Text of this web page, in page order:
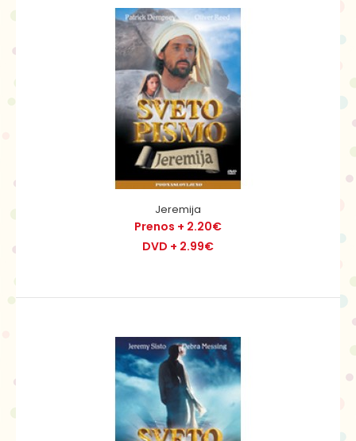
Lepa sirota Hadasa je živela pri sorodniku Mordohaju, ki
jo je imel zelo rad. Perzijski vojaki jo od..
DVD + 2.99€
Jakob s prevaro dobi očetov blagoslov, ki pripada
Jeremija
Prenos + 2.20€
DVD + 2.99€